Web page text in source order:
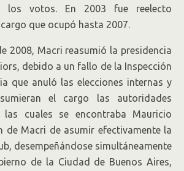
votos. En 2003 fue reelecto
que ocupó hasta 2007.
2008, Macri reasumió la presidencia
debido a un fallo de la Inspección
que anuló las elecciones internas y
el cargo las autoridades
las cuales se encontraba Mauricio
de Macri de asumir efectivamente la
desempeñándose simultáneamente
de la Ciudad de Buenos Aires,